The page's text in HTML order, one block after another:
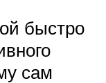
быстро
сам